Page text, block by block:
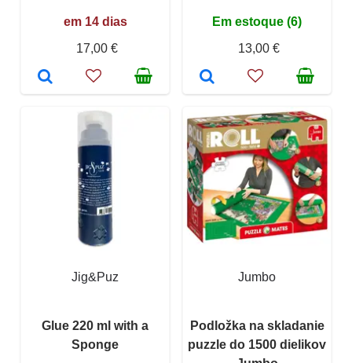
em 14 dias
17,00 €
Em estoque (6)
13,00 €
Jig&Puz
Glue 220 ml with a
Sponge
Jumbo
Podložka na skladanie
puzzle do 1500 dielikov